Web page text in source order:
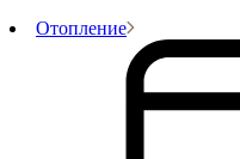
Отопление